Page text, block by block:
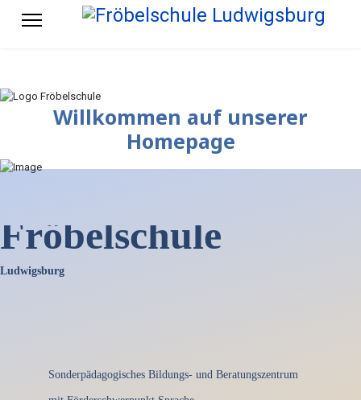
Willkommen auf unserer
Homepage
Fröbelschule
Ludwigsburg
Sonderpädagogisches Bildungs- und Beratungszentrum